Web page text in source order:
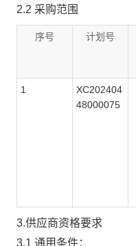
2.2 采购范围
序号 计划号
1
XC202404
48000075
3.供应商资格要求
3.1 通用条件：